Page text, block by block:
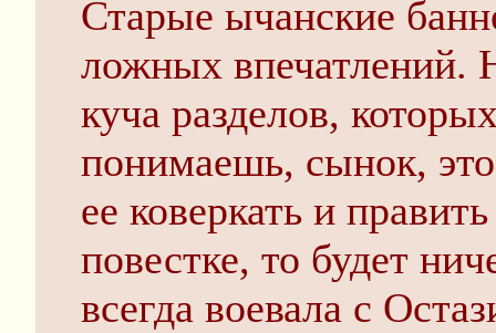
Старые ычанские
ложных впечатлений.
куча разделов,
понимаешь, сынок,
ее коверкать и
повестке, то будет
всегда воевала с